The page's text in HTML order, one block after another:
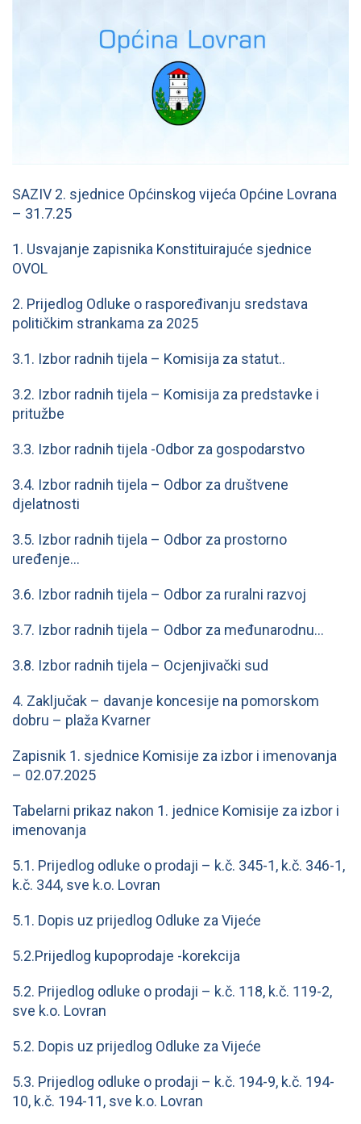
SAZIV 2. sjednice Općinskog vijeća Općine Lovrana
– 31.7.25
1. Usvajanje zapisnika Konstituirajuće sjednice
OVOL
2. Prijedlog Odluke o raspoređivanju sredstava
političkim strankama za 2025
3.1. Izbor radnih tijela – Komisija za statut..
3.2. Izbor radnih tijela – Komisija za predstavke i
pritužbe
3.3. Izbor radnih tijela -Odbor za gospodarstvo
3.4. Izbor radnih tijela – Odbor za društvene
djelatnosti
3.5. Izbor radnih tijela – Odbor za prostorno
uređenje…
3.6. Izbor radnih tijela – Odbor za ruralni razvoj
3.7. Izbor radnih tijela – Odbor za međunarodnu…
3.8. Izbor radnih tijela – Ocjenjivački sud
4. Zaključak – davanje koncesije na pomorskom
dobru – plaža Kvarner
Zapisnik 1. sjednice Komisije za izbor i imenovanja
– 02.07.2025
Tabelarni prikaz nakon 1. jednice Komisije za izbor i
imenovanja
5.1. Prijedlog odluke o prodaji – k.č. 345-1, k.č. 346-1,
k.č. 344, sve k.o. Lovran
5.1. Dopis uz prijedlog Odluke za Vijeće
5.2.Prijedlog kupoprodaje -korekcija
5.2. Prijedlog odluke o prodaji – k.č. 118, k.č. 119-2,
sve k.o. Lovran
5.2. Dopis uz prijedlog Odluke za Vijeće
5.3. Prijedlog odluke o prodaji – k.č. 194-9, k.č. 194-
10, k.č. 194-11, sve k.o. Lovran